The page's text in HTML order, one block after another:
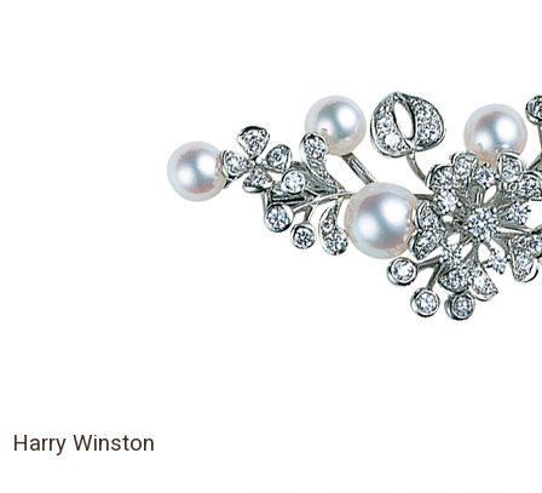
Harry Winston